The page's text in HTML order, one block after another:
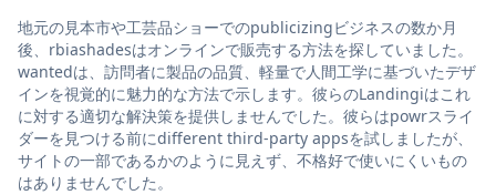
地元の見本市や工芸品ショーでのpublicizingビジネスの数か月
後、rbiashadesはオンラインで販売する方法を探していました。
wantedは、訪問者に製品の品質、軽量で人間工学に基づいたデザ
インを視覚的に魅力的な方法で示します。彼らのLandingiはこれ
に対する適切な解決策を提供しませんでした。彼らはpowrスライ
ダーを見つける前にdifferent third-party appsを試しましたが、
サイトの一部であるかのように見えず、不格好で使いにくいもの
はありませんでした。